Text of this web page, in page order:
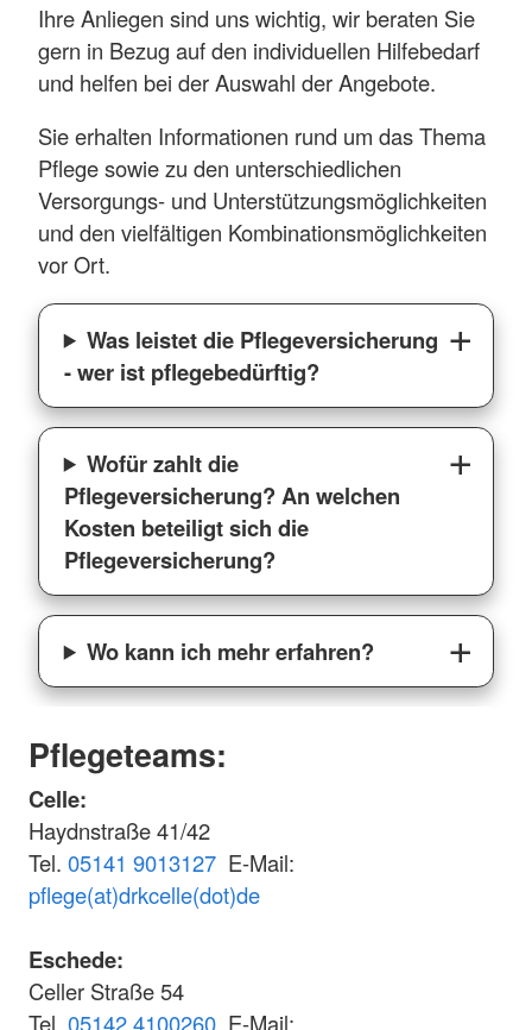
Ihre Anliegen sind uns wichtig, wir beraten Sie
gern in Bezug auf den individuellen Hilfebedarf
und helfen bei der Auswahl der Angebote.
Sie erhalten Informationen rund um das Thema
Pflege sowie zu den unterschiedlichen
Versorgungs- und Unterstützungsmöglichkeiten
und den vielfältigen Kombinationsmöglichkeiten
vor Ort.
Was leistet die Pflegeversicherung
- wer ist pflegebedürftig?
Wofür zahlt die
Pflegeversicherung? An welchen
Kosten beteiligt sich die
Pflegeversicherung?
Wo kann ich mehr erfahren?
Pflegeteams:
Celle:
Haydnstraße 41/42
Tel. 05141 9013127 E-Mail:
pflege(at)drkcelle(dot)de
Eschede:
Celler Straße 54
Tel. 05142 4100260 E-Mail: